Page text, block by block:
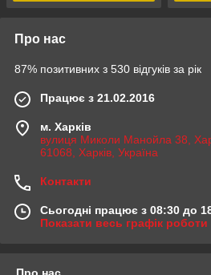
Про нас
87% позитивних з 530 відгуків за рік
Працює з 21.02.2016
м. Харків
вулиця Миколи Манойла 38,
61068, Харків, Україна
Контакти
Сьогодні працює з 08:30 до
Показати весь графік роботи